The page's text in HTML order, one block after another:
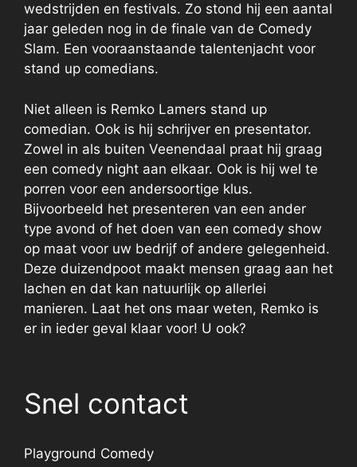
wedstrijden en festivals. Zo stond hij een aantal
jaar geleden nog in de finale van de Comedy
Slam. Een vooraanstaande talentenjacht voor
stand up comedians.
Niet alleen is Remko Lamers stand up
comedian. Ook is hij schrijver en presentator.
Zowel in als buiten Veenendaal praat hij graag
een comedy night aan elkaar. Ook is hij wel te
porren voor een andersoortige klus.
Bijvoorbeeld het presenteren van een ander
type avond of het doen van een comedy show
op maat voor uw bedrijf of andere gelegenheid.
Deze duizendpoot maakt mensen graag aan het
lachen en dat kan natuurlijk op allerlei
manieren. Laat het ons maar weten, Remko is
er in ieder geval klaar voor! U ook?
Snel contact
Playground Comedy